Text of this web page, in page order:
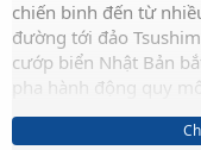
chiến binh đến từ
đường tới đảo
cướp biển Nhật Bản
pha hành động quy
đến những màn chiến
cảm xúc.